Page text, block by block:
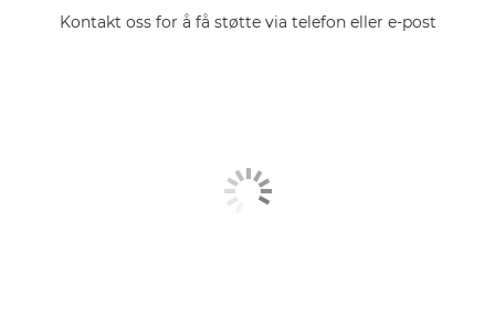
Kontakt oss for å få støtte via telefon eller e-post